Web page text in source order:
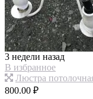
3 недели назад
В избранное
Люстра
800.00 ₽